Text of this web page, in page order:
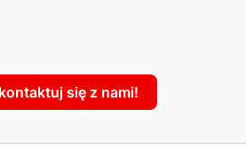
0. Zobacz szczegóły
się z nami!